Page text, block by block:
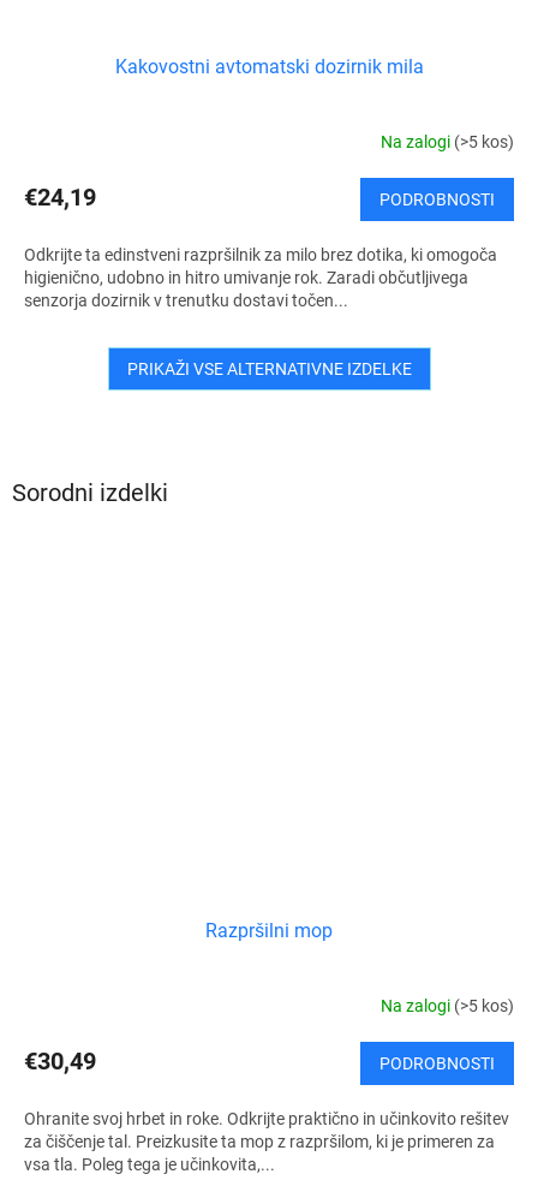
Sorodni izdelki
Razpršilni mop
Na zalogi (>5 kos)
€30,49 PODROBNOSTI
Ohranite svoj hrbet in roke. Odkrijte praktično in učinkovito rešitev
za čiščenje tal. Preizkusite ta mop z razpršilom, ki je primeren za
vsa tla. Poleg tega je učinkovita,...
Kakovostni avtomatski dozirnik mila
Na zalogi (>5 kos)
€24,19 PODROBNOSTI
Odkrijte ta edinstveni razpršilnik za milo brez dotika, ki omogoča
higienično, udobno in hitro umivanje rok. Zaradi občutljivega
senzorja dozirnik v trenutku dostavi točen...
PRIKAŽI VSE ALTERNATIVNE IZDELKE